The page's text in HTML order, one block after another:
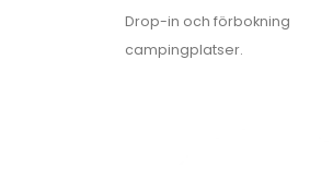
Drop-in och förbokning
campingplatser.